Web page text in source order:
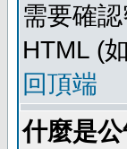
需要確
HTML (
回頂端
什麼是